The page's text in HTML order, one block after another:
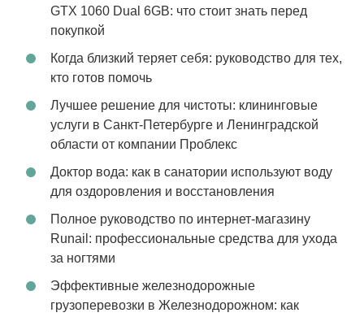
GTX 1060 Dual 6GB: что стоит знать перед
покупкой
Когда близкий теряет себя: руководство для тех,
кто готов помочь
Лучшее решение для чистоты: клининговые
услуги в Санкт-Петербурге и Ленинградской
области от компании Проблекс
Доктор вода: как в санатории используют воду
для оздоровления и восстановления
Полное руководство по интернет-магазину
Runail: профессиональные средства для ухода
за ногтями
Эффективные железнодорожные
грузоперевозки в Железнодорожном: как